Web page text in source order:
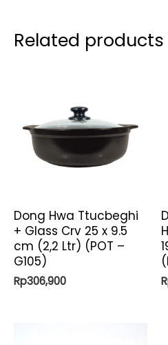
Related products
Dong Hwa Ttucbeghi
+ Glass Crv 25 x 9.5
cm (2,2 Ltr) (POT –
G105)
Rp306,900